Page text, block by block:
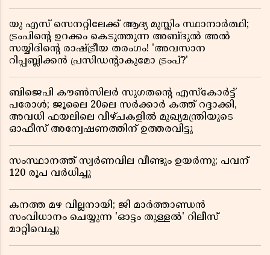
യു എസ് സെനറ്റിലേക്ക് ആദ്യ മുസ്ലിം സ്ഥാനാർത്ഥി;
ട്രംപിന്റെ ഉറക്കം കെടുത്തുന്ന അബ്ദുൽ അൽ
സയ്യിദിന്റെ രാഷ്ട്രീയ തരംഗം! 'അവസാന
റിപ്പബ്ലിക്കൻ പ്രസിഡന്റാകുമോ ട്രംപ്?'
ബിജെപി കൗൺസിലർ സുഗതന്റെ എസ്‌കോർട്ട്
പരോൾ; ജൂലൈ 20ലെ സർക്കാർ കത്ത് റദ്ദാക്കി,
അവധി ഫയലിലെ വീഴ്ചകളിൽ മുഖ്യമന്ത്രിയുടെ
ഓഫീസ് അന്വേഷണത്തിന് ഉത്തരവിട്ടു
സംസ്ഥാനത്ത് സ്വര്‍ണവില വീണ്ടും ഉയർന്നു; പവന്
120 രൂപ വര്‍ധിച്ചു
കനത്ത മഴ വില്ലനായി; ജി മാർത്താണ്ഡൻ
സംവിധാനം ചെയ്യുന്ന 'ഓട്ടം തുള്ളൽ' റിലീസ്
മാറ്റിവെച്ചു